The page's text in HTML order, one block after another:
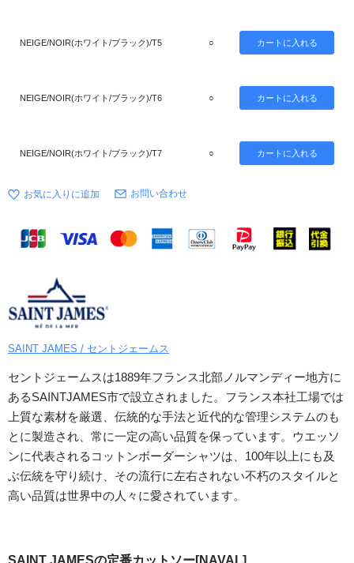
NEIGE/NOIR(ホワイト/ブラック)/T5 ○
NEIGE/NOIR(ホワイト/ブラック)/T6 ○
NEIGE/NOIR(ホワイト/ブラック)/T7 ○
お問い合わせ
SAINT JAMES / セントジェームス
セントジェームスは1889年フランス北部ノルマンディー地方に
あるSAINTJAMES市で設立されました。フランス本社工場では
上質な素材を厳選、伝統的な手法と近代的な管理システムのも
とに製造され、常に一定の高い品質を保っています。ウエッソ
ンに代表されるコットンボーダーシャツは、100年以上にも及
ぶ伝統を守り続け、その流行に左右されない不朽のスタイルと
高い品質は世界中の人々に愛されています。